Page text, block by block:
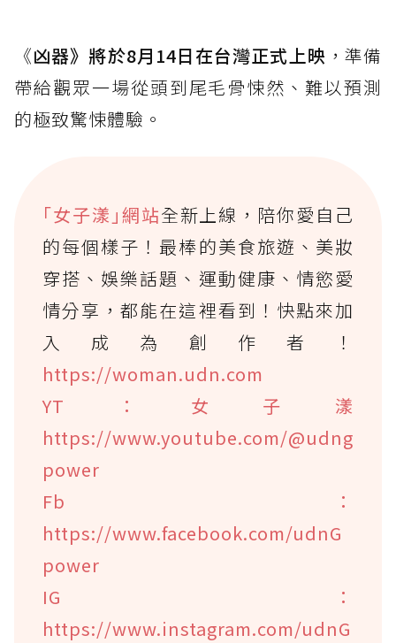
《凶器》將於8月14日在台灣正式上映 ，準備
帶給觀眾一場從頭到尾毛骨悚然、難以預測
的極致驚悚體驗。
｢女子漾｣網站全新上線，陪你愛自己
的每個樣子！最棒的美食旅遊、美妝
穿搭、娛樂話題、運動健康、情慾愛
情分享，都能在這裡看到！快點來加
入成為創作者！
https://woman.udn.com
YT：女子漾
https://www.youtube.com/@udng
power
Fb：
https://www.facebook.com/udnG
power
IG：
https://www.instagram.com/udnG